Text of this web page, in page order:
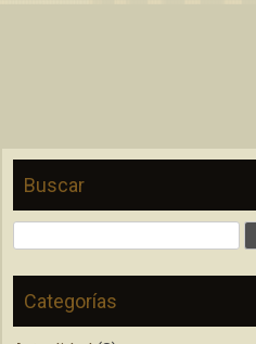
Buscar
Categorías